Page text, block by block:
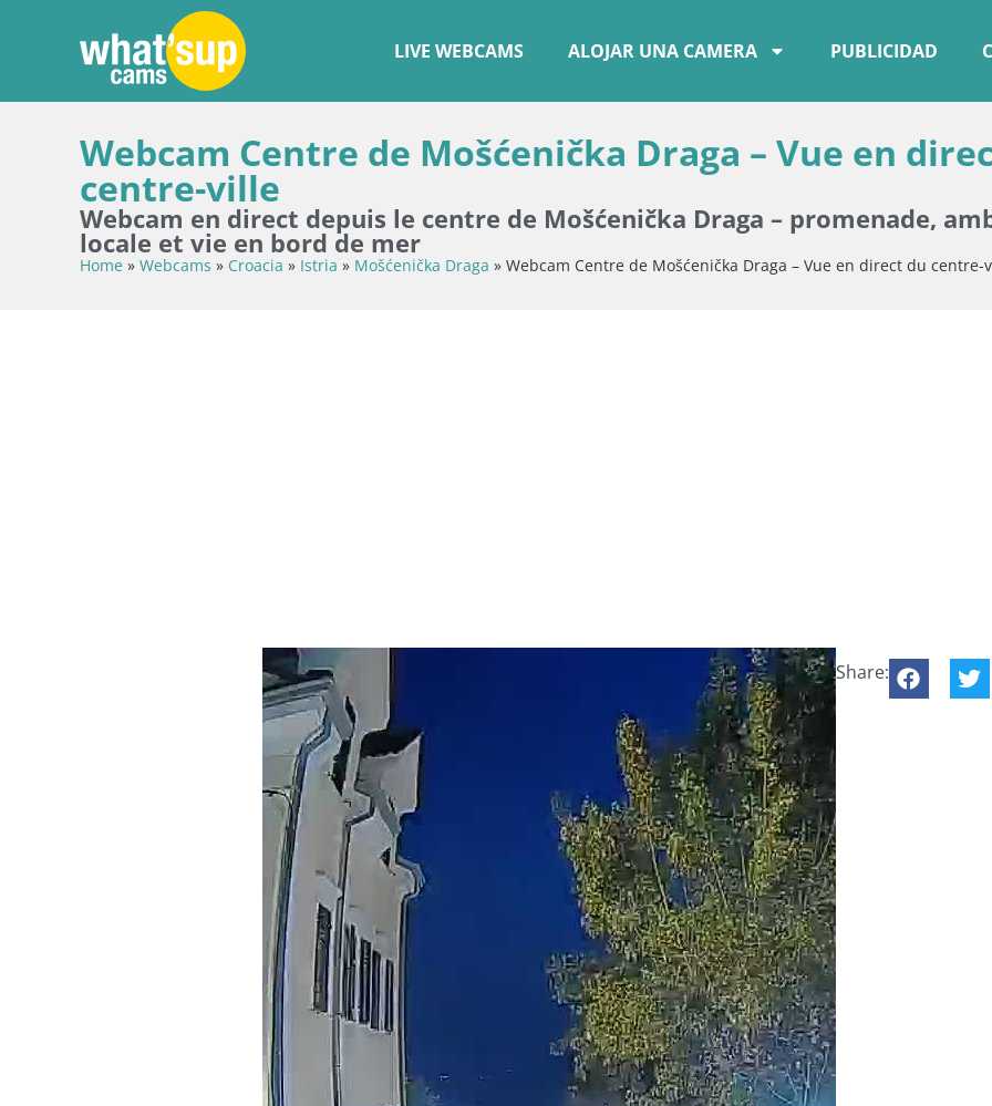
LIVE WEBCAMS ALOJAR UNA CAMERA PUBLICIDAD
Webcam Centre de Mošćenička Draga – Vue en
centre-ville
Webcam en direct depuis le centre de Mošćenička Draga – promenade,
locale et vie en bord de mer
Home » Webcams » Croacia » Istria » Mošćenička Draga » Webcam Centre de Mošćenička Draga – Vue en direct du centre-
Share: